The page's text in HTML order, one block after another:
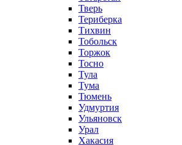
Тверь
Териберка
Тихвин
Тобольск
Торжок
Тосно
Тула
Тума
Тюмень
Удмуртия
Ульяновск
Урал
Хакасия